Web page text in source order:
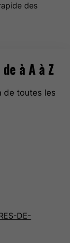
des
DE-
à A à Z
de toutes les